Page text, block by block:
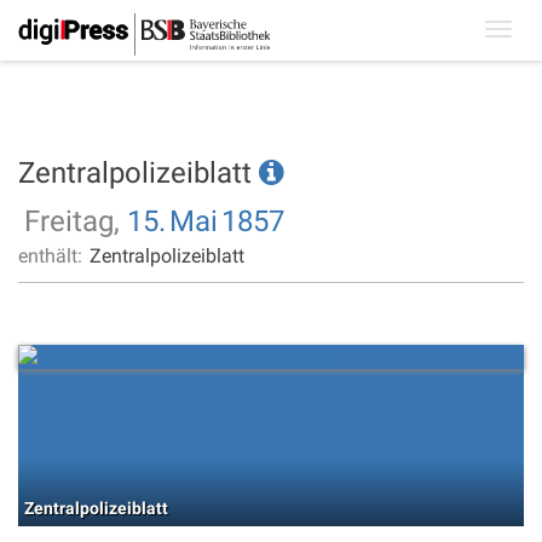
Zentralpolizeiblatt
Freitag, 15. Mai 1857
enthält: Zentralpolizeiblatt
Zentralpolizeiblatt